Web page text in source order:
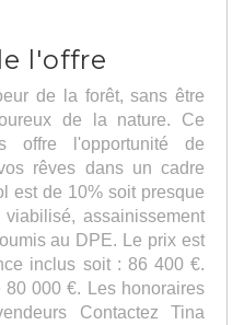
l'offre
de la forêt, sans être
de la nature. Ce
offre l'opportunité de
rêves dans un cadre
est de 10% soit presque
assainissement
au DPE. Le prix est
inclus soit : 86 400 €.
000 €. Les honoraires
Contactez Tina